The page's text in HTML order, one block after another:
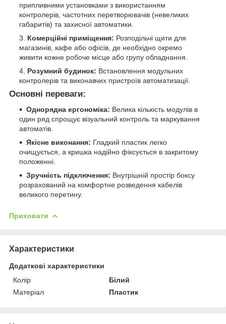
припливними установками з використанням
контролерів, частотних перетворювачів (невеликих
габаритів) та захисної автоматики.
Комерційні приміщення: Розподільчі щити для
магазинів, кафе або офісів, де необхідно окремо
живити кожне робоче місце або групу обладнання.
Розумний будинок: Встановлення модульних
контролерів та виконавчих пристроїв автоматизації.
Основні переваги:
Однорядна ергономіка: Велика кількість модулів в
один ряд спрощує візуальний контроль та маркування
автоматів.
Якісне виконання: Гладкий пластик легко
очищується, а кришка надійно фіксується в закритому
положенні.
Зручність підключення: Внутрішній простір боксу
розрахований на комфортне розведення кабелів
великого перетину.
Приховати
Характеристики
Додаткові характеристики
Колір
Білий
Матеріал
Пластик